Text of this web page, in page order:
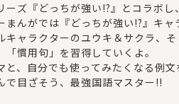
ーズ『どっちが強い!?』とコラボ
まんがでは『どっちが強い!?』キ
キャラクターのユウキ＆サクラ、
「慣用句」を習得していくよ。
と、自分でも使ってみたくなる例
で目ざそう、最強国語マスター!!